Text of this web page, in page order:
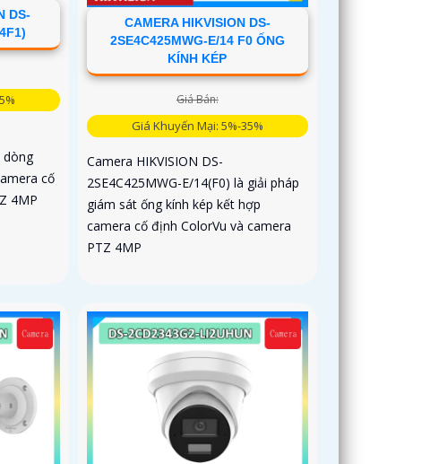
DS-
dòng
cố
4MP
CAMERA HIKVISION DS-
2SE4C425MWG-E/14 F0 ỐNG
KÍNH KÉP
Giá Bán:
Giá Khuyến Mại: 5%-35%
Camera HIKVISION DS-
2SE4C425MWG-E/14(F0) là giải pháp
giám sát ống kính kép kết hợp
camera cố định ColorVu và camera
PTZ 4MP